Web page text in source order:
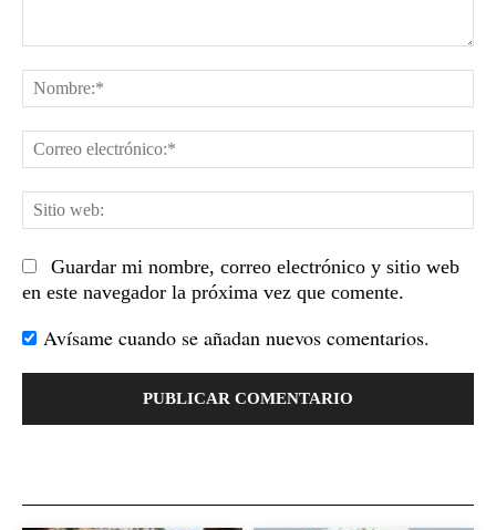
Guardar mi nombre, correo electrónico y sitio web
en este navegador la próxima vez que comente.
Avísame cuando se añadan nuevos comentarios.